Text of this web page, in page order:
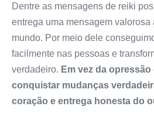
Dentre as mensagens de reiki
entrega uma mensagem valorosa
mundo. Por meio dele
facilmente nas pessoas e
verdadeiro. Em vez da
conquistar mudanças
coração e entrega honesta do